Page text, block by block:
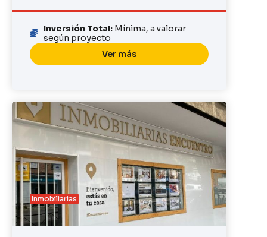
Inversión Total: Mínima, a valorar
según proyecto
Ver más
Inmobiliarias